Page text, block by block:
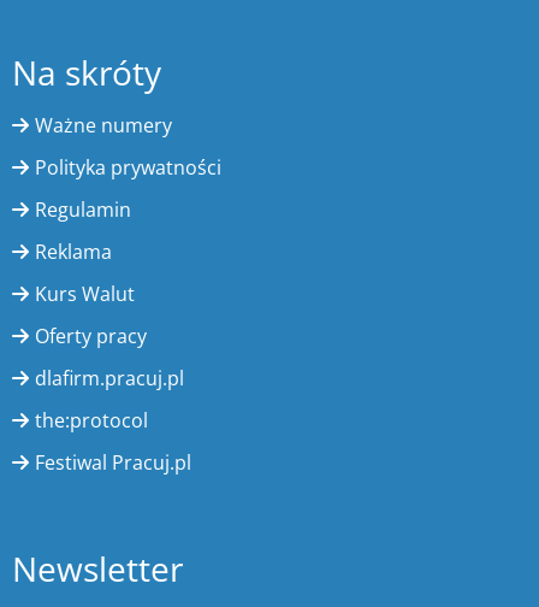
Na skróty
Ważne numery
Polityka prywatności
Regulamin
Reklama
Kurs Walut
Oferty pracy
dlafirm.pracuj.pl
the:protocol
Festiwal Pracuj.pl
Newsletter